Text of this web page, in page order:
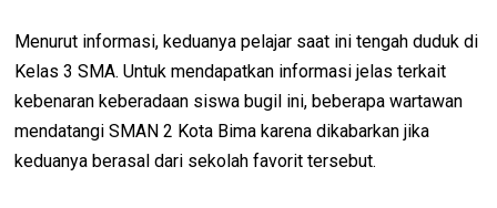
Menurut informasi, keduanya pelajar saat ini tengah duduk di
Kelas 3 SMA. Untuk mendapatkan informasi jelas terkait
kebenaran keberadaan siswa bugil ini, beberapa wartawan
mendatangi SMAN 2 Kota Bima karena dikabarkan jika
keduanya berasal dari sekolah favorit tersebut.